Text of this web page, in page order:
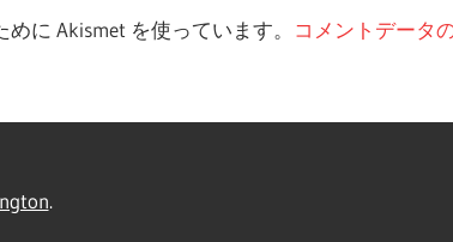
に Akismet を使っています。
コメントデータ
.